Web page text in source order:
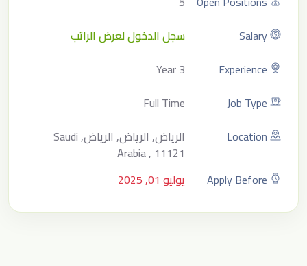
Salary
سجل الدخول لعرض الراتب
Experience
3 Year
Job Type
Full Time
Location
الرياض, الرياض, الرياض, Saudi
Arabia , 11121
Apply Before
يوليو 01, 2025